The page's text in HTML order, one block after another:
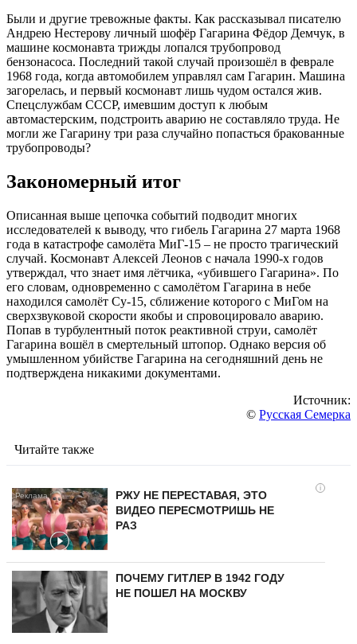
Были и другие тревожные факты. Как рассказывал писателю
Андрею Нестерову личный шофёр Гагарина Фёдор Демчук, в
машине космонавта трижды лопался трубопровод
бензонасоса. Последний такой случай произошёл в феврале
1968 года, когда автомобилем управлял сам Гагарин. Машина
загорелась, и первый космонавт лишь чудом остался жив.
Спецслужбам СССР, имевшим доступ к любым
автомастерским, подстроить аварию не составляло труда. Не
могли же Гагарину три раза случайно попасться бракованные
трубопроводы?
Закономерный итог
Описанная выше цепочка событий подводит многих
исследователей к выводу, что гибель Гагарина 27 марта 1968
года в катастрофе самолёта МиГ-15 – не просто трагический
случай. Космонавт Алексей Леонов с начала 1990-х годов
утверждал, что знает имя лётчика, «убившего Гагарина». По
его словам, одновременно с самолётом Гагарина в небе
находился самолёт Су-15, сближение которого с МиГом на
сверхзвуковой скорости якобы и спровоцировало аварию.
Попав в турбулентный поток реактивной струи, самолёт
Гагарина вошёл в смертельный штопор. Однако версия об
умышленном убийстве Гагарина на сегодняшний день не
подтверждена никакими документами.
Источник:
© Русская Семерка
Читайте также
i
РЖУ НЕ ПЕРЕСТАВАЯ, ЭТО
ВИДЕО ПЕРЕСМОТРИШЬ НЕ
РАЗ
ПОЧЕМУ ГИТЛЕР В 1942 ГОДУ
НЕ ПОШЕЛ НА МОСКВУ